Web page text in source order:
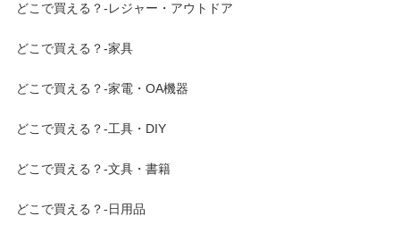
どこで買える？-レジャー・アウトドア
どこで買える？-家具
どこで買える？-家電・OA機器
どこで買える？-工具・DIY
どこで買える？-文具・書籍
どこで買える？-日用品